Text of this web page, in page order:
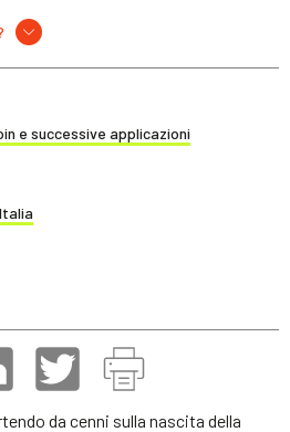
e successive applicazioni
da cenni sulla nascita della